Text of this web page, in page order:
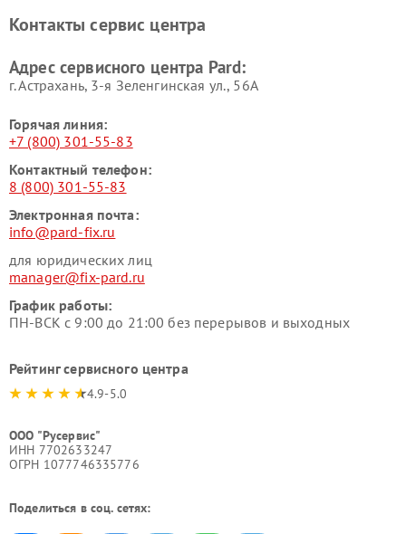
Контакты сервис центра
Адрес сервисного центра Pard:
г. Астрахань, 3-я Зеленгинская ул., 56А
Горячая линия:
+7 (800) 301-55-83
Контактный телефон:
8 (800) 301-55-83
Электронная почта:
info@pard-fix.ru
для юридических лиц
manager@fix-pard.ru
График работы:
ПН-ВСК с 9:00 до 21:00 без перерывов и выходных
Рейтинг сервисного центра
4.9-5.0
ООО "Русервис"
ИНН 7702633247
ОГРН 1077746335776
Поделиться в соц. сетях: